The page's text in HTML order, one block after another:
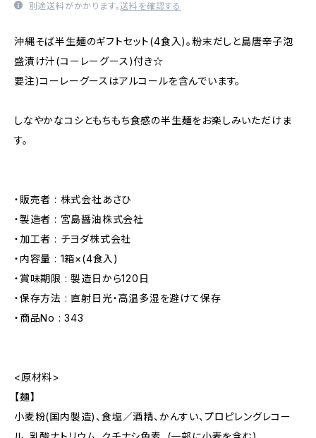
別途送料がかかります。送料を確認する
沖縄そば半生麺のギフトセット(4食入)。粉末だしと島唐辛子泡
盛漬け汁(コーレーグース)付き☆
要注)コーレーグースはアルコールを含んでいます。
しなやかなコシともちもち食感の半生麺をお楽しみいただけま
す。
・販売者 : 株式会社あさひ
・製造者 : 宮島醤油株式会社
・加工者 : チヨダ株式会社
・内容量 : 1箱×(4食入)
・賞味期限 : 製造日から120日
・保存方法 : 直射日光・高温多湿を避けて保存
・商品No : 343
<原材料>
【麺】
小麦粉(国内製造)、食塩／酒精、かんすい、プロピレングレコー